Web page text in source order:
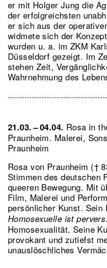
er mit Holger Jung die
der erfolgreichsten
er sich aus der
widmete sich der
wurden u. a. im ZKM
Düsseldorf gezeigt. Im
stehen Zeit,
Wahrnehmung des
21.03. – 04.04. Rosa in
Praunheim. Malerei,
Praunheim
Rosa von Praunheim (†
Stimmen des deutschen
queeren Bewegung. Mit
Film, Malerei und
persönlicher Kunst.
Homosexuelle ist
Homosexualität. Seine
provokant und zutiefst
unauslöschliches